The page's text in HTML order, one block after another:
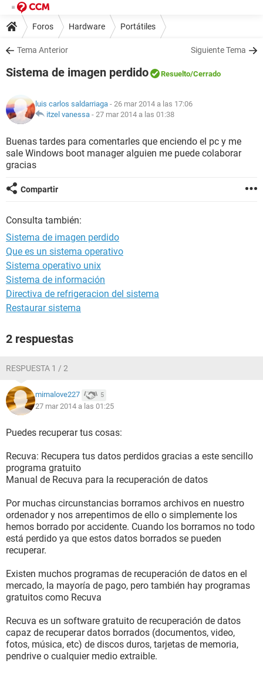
Foros Hardware Portátiles
Tema Anterior Siguiente Tema
Sistema de imagen perdido Resuelto/Cerrado
luis carlos saldarriaga - 26 mar 2014 a las 17:06
itzel vanessa - 27 mar 2014 a las 01:38
Buenas tardes para comentarles que enciendo el pc y me
sale Windows boot manager alguien me puede colaborar
gracias
Compartir
Consulta también:
Sistema de imagen perdido
Que es un sistema operativo
Sistema operativo unix
Sistema de información
Directiva de refrigeracion del sistema
Restaurar sistema
2 respuestas
RESPUESTA 1 / 2
mirnalove227 5
27 mar 2014 a las 01:25
Puedes recuperar tus cosas:
Recuva: Recupera tus datos perdidos gracias a este sencillo
programa gratuito
Manual de Recuva para la recuperación de datos
Por muchas circunstancias borramos archivos en nuestro
ordenador y nos arrepentimos de ello o simplemente los
hemos borrado por accidente. Cuando los borramos no todo
está perdido ya que estos datos borrados se pueden
recuperar.
Existen muchos programas de recuperación de datos en el
mercado, la mayoría de pago, pero también hay programas
gratuitos como Recuva
Recuva es un software gratuito de recuperación de datos
capaz de recuperar datos borrados (documentos, video,
fotos, música, etc) de discos duros, tarjetas de memoria,
pendrive o cualquier medio extraible.